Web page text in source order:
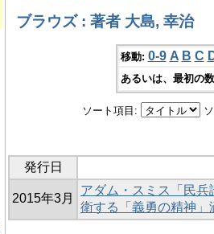
ブラウズ : 著者 大島, 幸治
移動: 0-9 A B C
あるいは、最初の
ソート項目:
発行日
2015年3月
アダム・スミス「民
衛する「義勇の精神